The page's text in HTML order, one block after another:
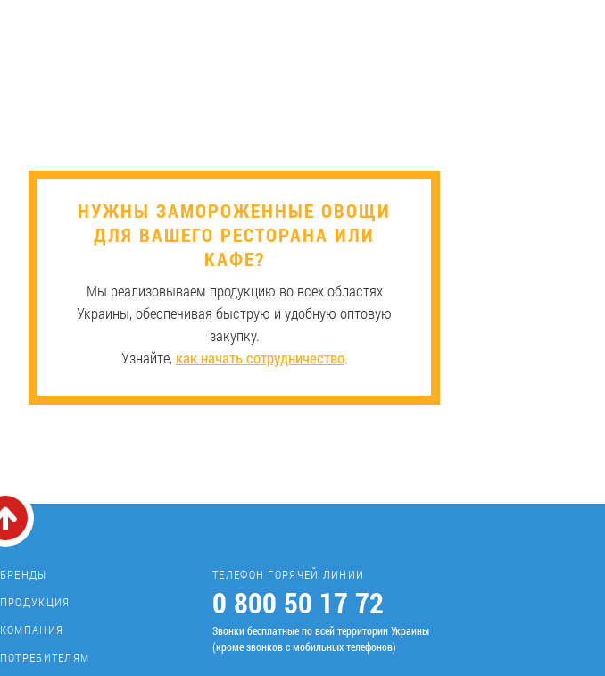
​НУЖНЫ ЗАМОРОЖЕННЫЕ ОВОЩИ
ДЛЯ ВАШЕГО РЕСТОРАНА ИЛИ
КАФЕ?
Мы реализовываем продукцию во всех областях
Украины, обеспечивая быструю и удобную оптовую
закупку.
Узнайте, как начать сотрудничество.
БРЕНДЫ
ПРОДУКЦИЯ
КОМПАНИЯ
ПОТРЕБИТЕЛЯМ
ТЕЛЕФОН ГОРЯЧЕЙ ЛИНИИ
0 800 50 17 72
Звонки бесплатные по всей территории Украины
(кроме звонков с мобильных телефонов)